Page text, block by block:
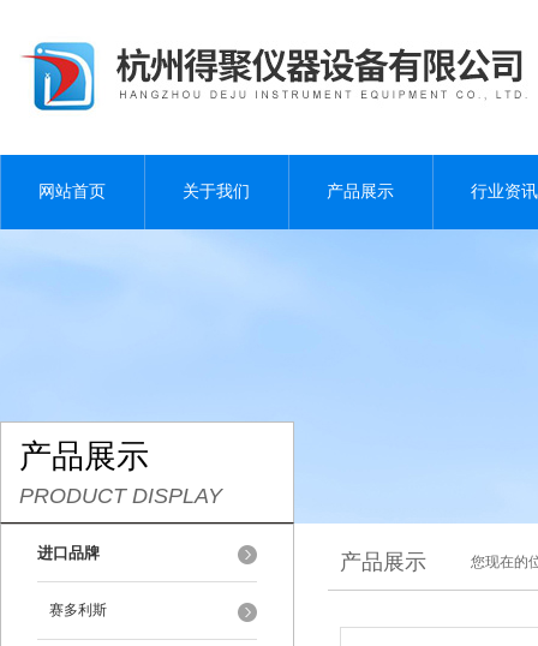
网站首页 关于我们 产品展示 行业资讯
产品展示
PRODUCT DISPLAY
进口品牌
赛多利斯
产品展示 您现在的